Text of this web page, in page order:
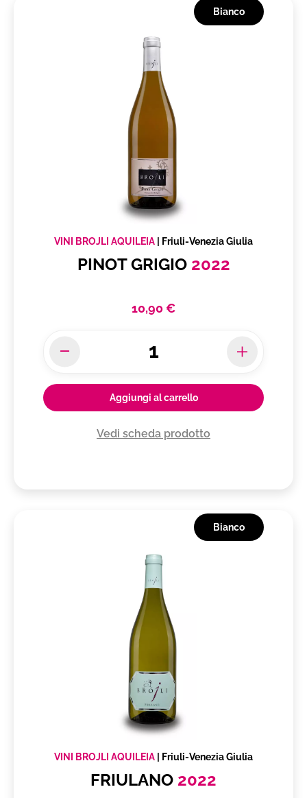
Bianco
VINI BROJLI AQUILEIA | Friuli-Venezia Giulia
PINOT GRIGIO 2022
10,90 €
Aggiungi al carrello
Vedi scheda prodotto
Bianco
VINI BROJLI AQUILEIA | Friuli-Venezia Giulia
FRIULANO 2022